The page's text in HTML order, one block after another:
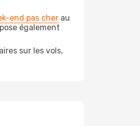
end pas cher au
également
sur les vols,